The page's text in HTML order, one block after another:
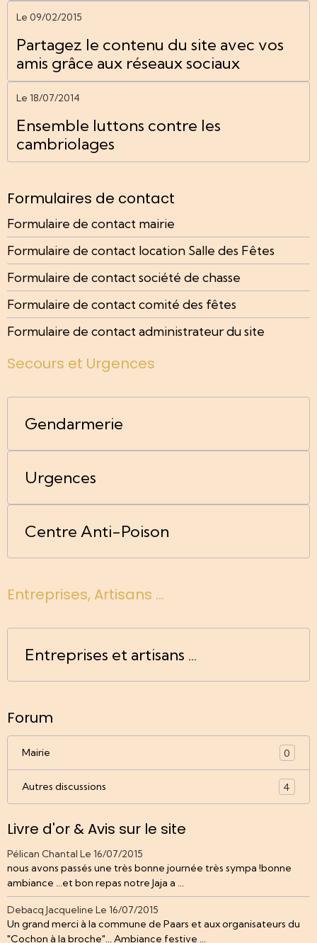
Le 09/02/2015
Partagez le contenu du site avec vos
amis grâce aux réseaux sociaux
Le 18/07/2014
Ensemble luttons contre les
cambriolages
Formulaires de contact
Formulaire de contact mairie
Formulaire de contact location Salle des Fêtes
Formulaire de contact société de chasse
Formulaire de contact comité des fêtes
Formulaire de contact administrateur du site
Secours et Urgences
Gendarmerie
Urgences
Centre Anti-Poison
Entreprises, Artisans ...
Entreprises et artisans ...
Forum
Mairie 0
Autres discussions 4
Livre d'or & Avis sur le site
Pélican Chantal Le 16/07/2015
nous avons passés une très bonne journée très sympa !bonne
ambiance ...et bon repas notre Jaja a ...
Debacq Jacqueline Le 16/07/2015
Un grand merci à la commune de Paars et aux organisateurs du
"Cochon à la broche"... Ambiance festive ...